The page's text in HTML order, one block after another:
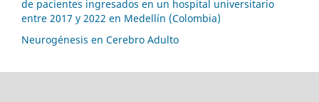
de pacientes ingresados en un hospital universitario
entre 2017 y 2022 en Medellín (Colombia)
Neurogénesis en Cerebro Adulto